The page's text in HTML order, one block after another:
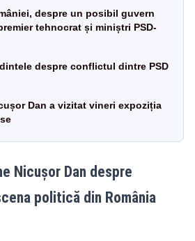
despre un posibil guvern
tehnocrat și miniștri PSD-
despre conflictul dintre PSD
Dan a vizitat vineri expoziția
Nicușor Dan despre
politică din România